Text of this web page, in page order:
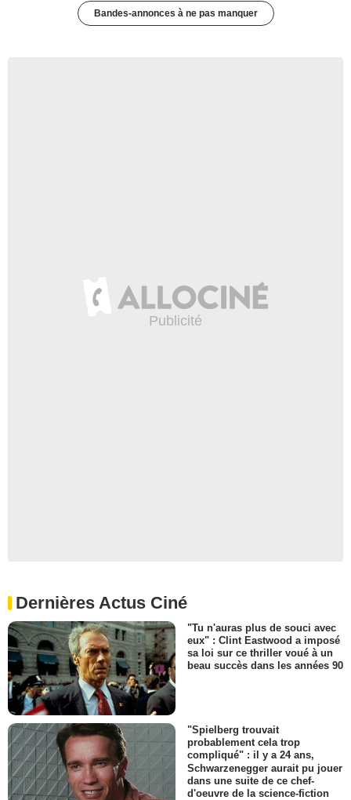
Bandes-annonces à ne pas manquer
Dernières Actus Ciné
"Tu n'auras plus de souci avec
eux" : Clint Eastwood a imposé
sa loi sur ce thriller voué à un
beau succès dans les années 90
"Spielberg trouvait
probablement cela trop
compliqué" : il y a 24 ans,
Schwarzenegger aurait pu jouer
dans une suite de ce chef-
d'oeuvre de la science-fiction